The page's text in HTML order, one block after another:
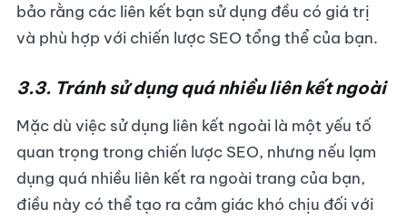
bảo rằng các liên kết bạn sử dụng đều có giá trị
và phù hợp với chiến lược SEO tổng thể của bạn.
3.3. Tránh sử dụng quá nhiều liên kết ngoài
Mặc dù việc sử dụng liên kết ngoài là một yếu tố
quan trọng trong chiến lược SEO, nhưng nếu lạm
dụng quá nhiều liên kết ra ngoài trang của bạn,
điều này có thể tạo ra cảm giác khó chịu đối với